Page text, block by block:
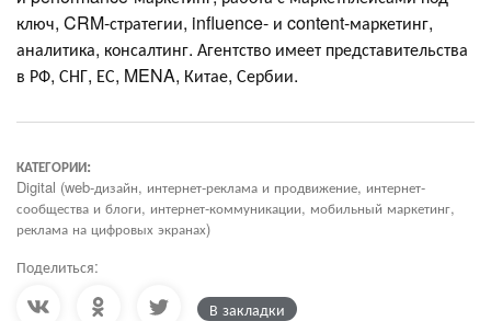
ключ, CRM-стратегии, influence- и content-маркетинг,
аналитика, консалтинг. Агентство имеет представительства
в РФ, СНГ, ЕС, MENA, Китае, Сербии.
КАТЕГОРИИ:
Digital (web-дизайн, интернет-реклама и продвижение, интернет-
сообщества и блоги, интернет-коммуникации, мобильный маркетинг,
реклама на цифровых экранах)
Поделиться:
В закладки